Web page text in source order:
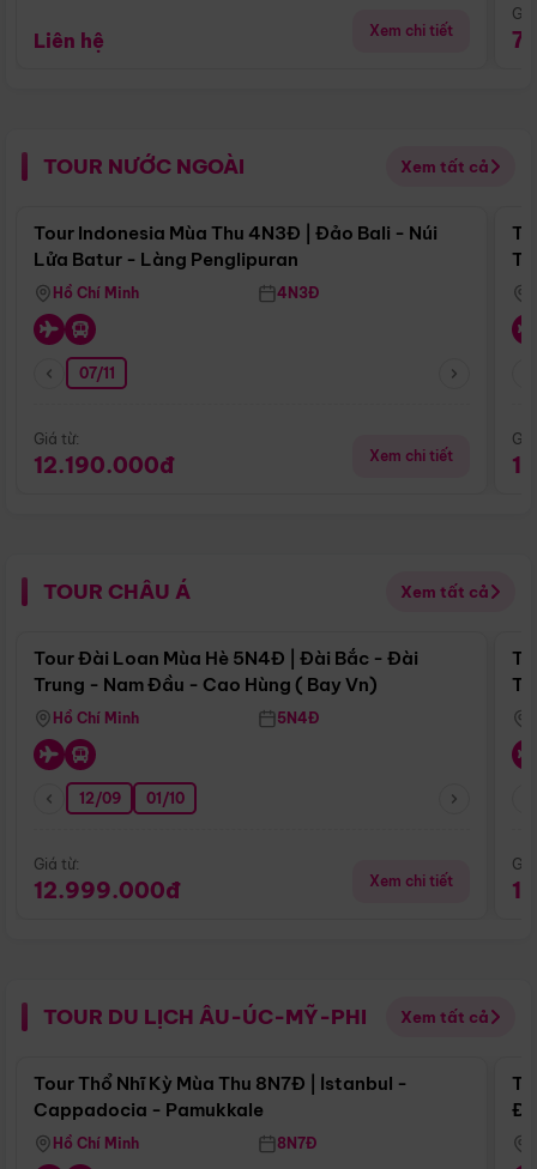
Liên hệ Xem chi tiết
TOUR NƯỚC NGOÀI Xem tất cả
Điểm nổi bật
Tour Indonesia Mùa Thu 4N3Đ | Đảo Bali - Núi
Lửa Batur - Làng Penglipuran
Hồ Chí Minh 4N3Đ
07/11
Giá từ:
12.190.000đ Xem chi tiết
TOUR CHÂU Á Xem tất cả
Điểm nổi bật
Tour Đài Loan Mùa Hè 5N4Đ | Đài Bắc - Đài
Trung - Nam Đầu - Cao Hùng ( Bay Vn)
Hồ Chí Minh 5N4Đ
12/09 01/10
Giá từ:
12.999.000đ Xem chi tiết
TOUR DU LỊCH ÂU-ÚC-MỸ-PHI Xem tất cả
Điểm nổi bật
Tour Thổ Nhĩ Kỳ Mùa Thu 8N7Đ | Istanbul -
Cappadocia - Pamukkale
Hồ Chí Minh 8N7Đ